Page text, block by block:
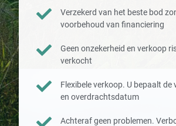
Verzekerd van het beste bod
voorbehoud van financiering
Geen onzekerheid en verkoop
verkocht
Flexibele verkoop. U bepaalt de
en overdrachtsdatum
Achteraf geen problemen.